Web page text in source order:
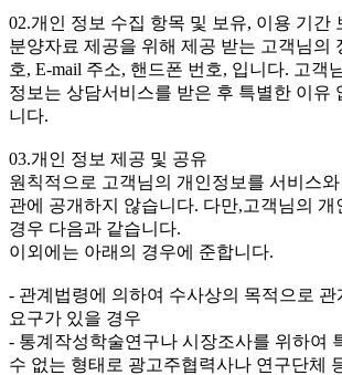
02.개인 정보 수집 항목 및 보유, 이용 기간
분양자료 제공을 위해 제공 받는 고객님의
호, E-mail 주소, 핸드폰 번호, 입니다. 고객
정보는 상담서비스를 받은 후 특별한 이유
니다.
03.개인 정보 제공 및 공유
원칙적으로 고객님의 개인정보를 서비스와
관에 공개하지 않습니다. 다만,고객님의 개
경우 다음과 같습니다.
이외에는 아래의 경우에 준합니다.
- 관계법령에 의하여 수사상의 목적으로 관
요구가 있을 경우
- 통계작성학술연구나 시장조사를 위하여
수 없는 형태로 광고주협력사나 연구단체